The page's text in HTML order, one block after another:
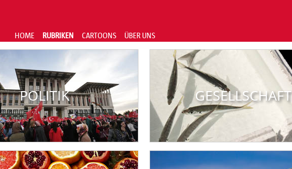
HOME RUBRIKEN CARTOONS ÜBER UNS
POLITIK GESELLSCHAFT